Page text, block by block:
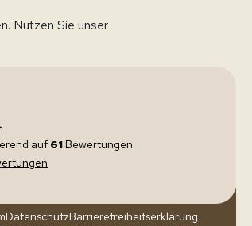
Nutzen Sie unser
auf 61 Bewertungen
DatenschutzBarrierefreiheitserklärung